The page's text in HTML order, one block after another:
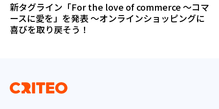
新タグライン「For the love of commerce ～コマ
ースに愛を」を発表 ～オンラインショッピングに
喜びを取り戻そう！